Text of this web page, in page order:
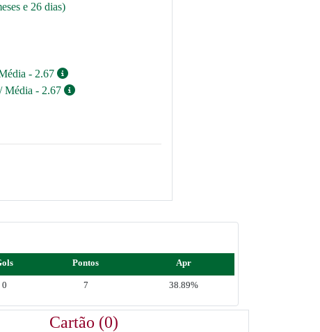
e 26 dias)
- 2.67
Média - 2.67
Pontos Apr
0 7 38.89%
Cartão (0)